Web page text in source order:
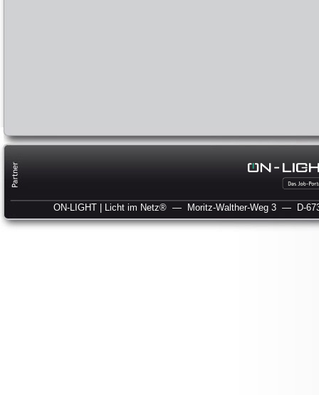
ON-LIGHT | Licht im Netz® — Moritz-Walther-Weg 3 — D-